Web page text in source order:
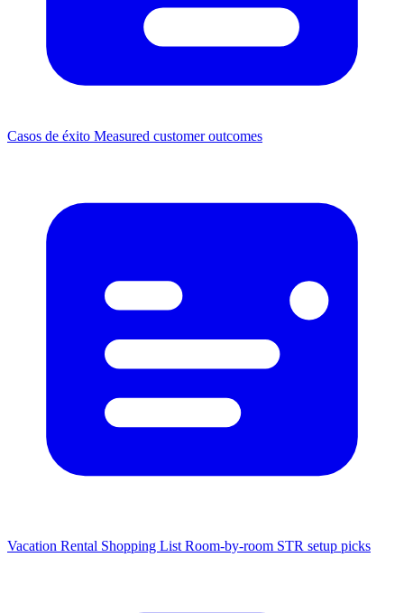
Casos de éxito Measured customer outcomes
Vacation Rental Shopping List Room-by-room STR setup picks